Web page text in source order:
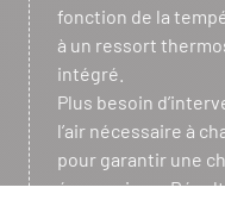
fonction de la
à un ressort
intégré.
Plus besoin
l’air nécessaire à
pour garantir une
économique.